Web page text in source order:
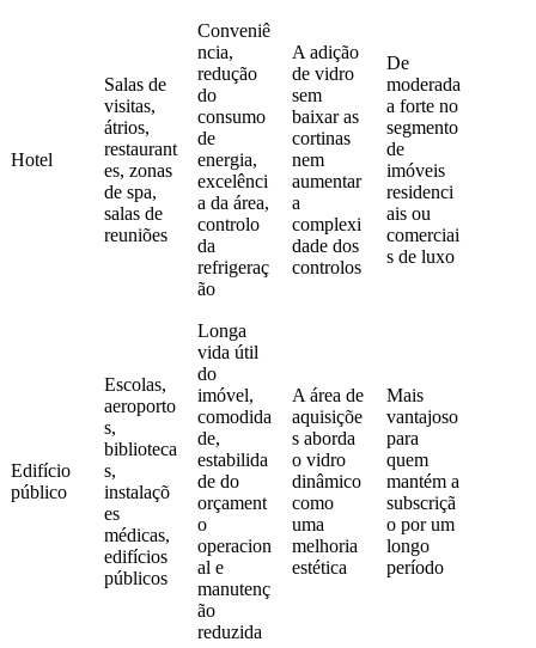
Hotel
Salas de
visitas,
átrios,
restaurant
es, zonas
de spa,
salas de
reuniões
Conveniê
ncia,
redução
do
consumo
de
energia,
excelênci
a da área,
controlo
da
refrigeraç
ão
A adição
de vidro
sem
baixar as
cortinas
nem
aumentar
a
complexi
dade dos
controlos
De
moderada
a forte no
segmento
de
imóveis
residenci
ais ou
comerciai
s de luxo
Edifício
público
Escolas,
aeroporto
s,
biblioteca
s,
instalaçõ
es
médicas,
edifícios
públicos
Longa
vida útil
do
imóvel,
comodida
de,
estabilida
de do
orçament
o
operacion
al e
manutenç
ão
reduzida
A área de
aquisiçõe
s aborda
o vidro
dinâmico
como
uma
melhoria
estética
Mais
vantajoso
para
quem
mantém a
subscriçã
o por um
longo
período